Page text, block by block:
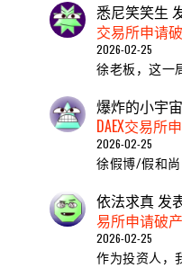
悉尼笑笑生
交易所申请
2026-02-25
徐老板，这一
爆炸的小宇宙
DAEX交易所
2026-02-25
徐假博/假和尚
依法求真 发
易所申请破
2026-02-25
作为投资人，